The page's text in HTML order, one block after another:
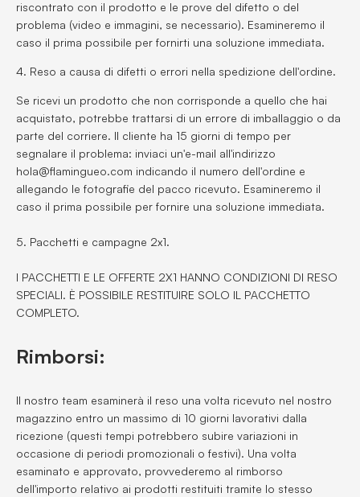
riscontrato con il prodotto e le prove del difetto o del
problema (video e immagini, se necessario). Esamineremo il
caso il prima possibile per fornirti una soluzione immediata.
4. Reso a causa di difetti o errori nella spedizione dell'ordine.
Se ricevi un prodotto che non corrisponde a quello che hai
acquistato, potrebbe trattarsi di un errore di imballaggio o da
parte del corriere. Il cliente ha 15 giorni di tempo per
segnalare il problema: inviaci un'e-mail all'indirizzo
hola@flamingueo.com indicando il numero dell'ordine e
allegando le fotografie del pacco ricevuto. Esamineremo il
caso il prima possibile per fornire una soluzione immediata.
5. Pacchetti e campagne 2x1.
I PACCHETTI E LE OFFERTE 2X1 HANNO CONDIZIONI DI RESO
SPECIALI. È POSSIBILE RESTITUIRE SOLO IL PACCHETTO
COMPLETO.
Rimborsi:
Il nostro team esaminerà il reso una volta ricevuto nel nostro
magazzino entro un massimo di 10 giorni lavorativi dalla
ricezione (questi tempi potrebbero subire variazioni in
occasione di periodi promozionali o festivi). Una volta
esaminato e approvato, provvederemo al rimborso
dell'importo relativo ai prodotti restituiti tramite lo stesso